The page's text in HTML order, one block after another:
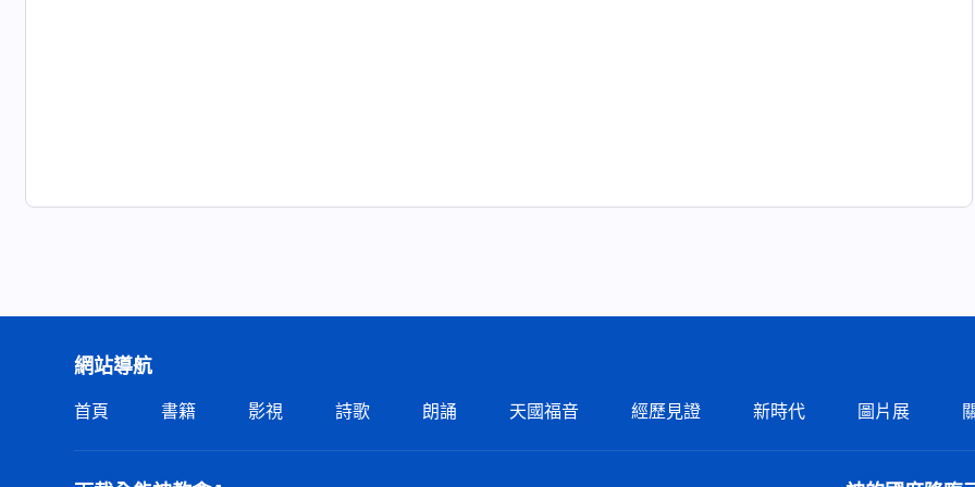
網站導航
首頁 書籍 影視 詩歌 朗誦 天國福音 經歷見證 新時代 圖片展